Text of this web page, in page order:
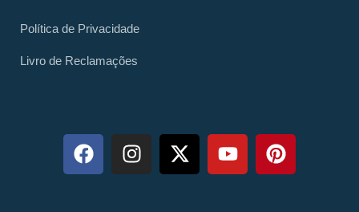
Política de Privacidade
Livro de Reclamações